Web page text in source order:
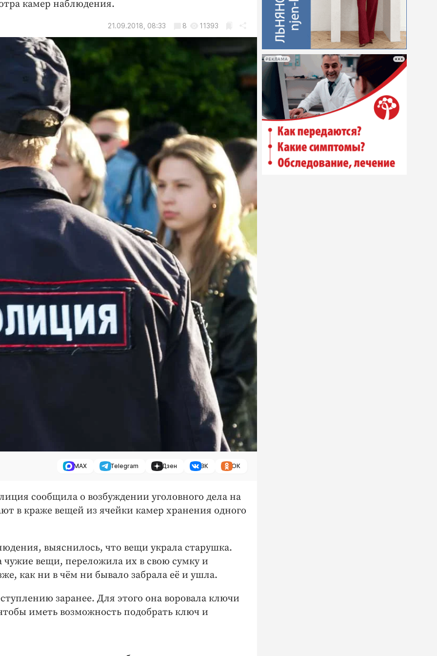
камер наблюдения.
21.09.2018, 08:33 8 11393
MAX Telegram Дзен ВК ОК
сообщила о возбуждении уголовного дела на
в краже вещей из ячейки камер хранения одного
выяснилось, что вещи украла старушка.
чужие вещи, переложила их в свою сумку и
как ни в чём ни бывало забрала её и ушла.
заранее. Для этого она воровала ключи
иметь возможность подобрать ключ и
РЕКЛАМА